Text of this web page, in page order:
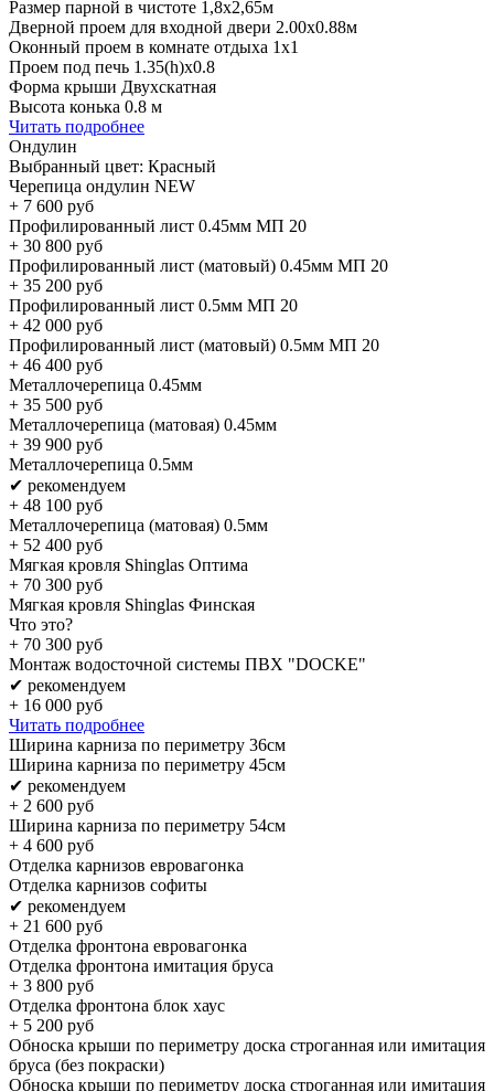
Размер парной в чистоте 1,8х2,65м
Дверной проем для входной двери 2.00х0.88м
Оконный проем в комнате отдыха 1х1
Проем под печь 1.35(h)x0.8
Форма крыши Двухскатная
Высота конька 0.8 м
Читать подробнее
Ондулин
Выбранный цвет: Красный
Черепица ондулин NEW
+ 7 600 руб
Профилированный лист 0.45мм МП 20
+ 30 800 руб
Профилированный лист (матовый) 0.45мм МП 20
+ 35 200 руб
Профилированный лист 0.5мм МП 20
+ 42 000 руб
Профилированный лист (матовый) 0.5мм МП 20
+ 46 400 руб
Металлочерепица 0.45мм
+ 35 500 руб
Металлочерепица (матовая) 0.45мм
+ 39 900 руб
Металлочерепица 0.5мм
✔ рекомендуем
+ 48 100 руб
Металлочерепица (матовая) 0.5мм
+ 52 400 руб
Мягкая кровля Shinglas Оптима
+ 70 300 руб
Мягкая кровля Shinglas Финская
Что это?
+ 70 300 руб
Монтаж водосточной системы ПВХ "DOCKE"
✔ рекомендуем
+ 16 000 руб
Читать подробнее
Ширина карниза по периметру 36см
Ширина карниза по периметру 45см
✔ рекомендуем
+ 2 600 руб
Ширина карниза по периметру 54см
+ 4 600 руб
Отделка карнизов евровагонка
Отделка карнизов софиты
✔ рекомендуем
+ 21 600 руб
Отделка фронтона евровагонка
Отделка фронтона имитация бруса
+ 3 800 руб
Отделка фронтона блок хаус
+ 5 200 руб
Обноска крыши по периметру доска строганная или имитация
бруса (без покраски)
Обноска крыши по периметру доска строганная или имитация